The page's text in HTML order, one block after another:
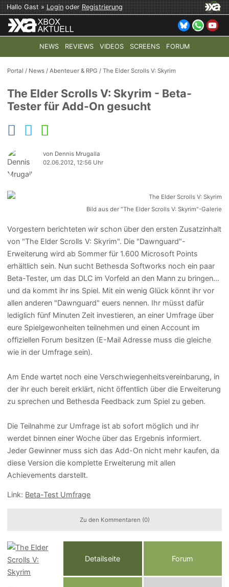
Hallo Gast »LoginoderRegistrierung
NEWS REVIEWS VIDEOS SCREENS FORUM
TOP-THEMEN: COD: MODERN WARFARE 4 HALO:
Portal / News /Abenteuer & RPG /The Elder Scrolls V: Skyrim
The Elder Scrolls V: Skyrim - Beta-
Tester für Add-On gesucht
von Dennis Mrugalla
02.06.2012, 12:56 Uhr
Bild aus der "The Elder Scrolls V: Skyrim"-Galerie
Vorgestern berichteten wir schon über den ersten Zusatzinhalt
von "The Elder Scrolls V: Skyrim". Die "Dawnguard"-
Erweiterung wird ab Sommer für 1.600 Microsoft Points
erhältlich sein. Nun sucht Bethesda Softworks noch ein paar
Beta-Tester, um das DLC im Vorfeld an den Mann zu bringen...
und da kommt ihr ins Spiel. Mit ein wenig Glück könnt ihr vor
allen anderen "Dawnguard" euers nennen. Ihr müsst dafür
lediglich fünf Minuten Zeit investieren, an einer Umfrage über
eure Spielgewonheiten teilnehmen und einen Account im
offiziellen Forum besitzen (E-Mail Adresse muss die gleiche
wie in der Umfrage sein).
Am Ende wartet noch eine Verschwiegenheitsvereinbarung, in
der ihr euch bereit erklärt, nicht öffentlich über die Erweiterung
zu sprechen und Bethesda Feedback zum Spiel zu geben.
Die Teilnahme zur Umfrage ist ab sofort möglich und ihr
werdet binnen einer Woche über das Ergebnis informiert.
Jeder Gewinner muss sich das Add-On nicht mehr kaufen, da
diese Version die komplette Erweiterung mit allen
Achievements darstellt.
Link: Beta-Test Umfrage
Zu den Kommentaren (0)
Detailseite Forum